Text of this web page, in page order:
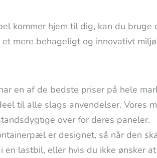
kommer hjem til dig, kan du
mere behageligt og innovativt
en af de bedste priser på hele
til alle slags anvendelser. Vores
over for deres paneler.
er designet, så når den
lastbil, eller hvis du ikke ønsker